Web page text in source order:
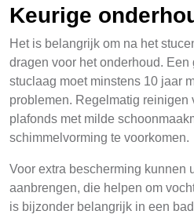
Keurige
Het is belangrijk om na het
dragen voor het onderhoud.
stuclaag moet minstens 10 jaar
problemen. Regelmatig reinigen
plafonds met milde
schimmelvorming te voorkomen.
Voor extra bescherming kunnen
aanbrengen, die helpen om
is bijzonder belangrijk in een